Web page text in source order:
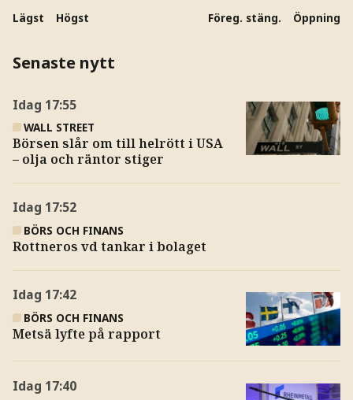
Lägst Högst Föreg. stäng. Öppning
Senaste nytt
Idag 17:55
WALL STREET
Börsen slår om till helrött i USA
– olja och räntor stiger
Idag 17:52
BÖRS OCH FINANS
Rottneros vd tankar i bolaget
Idag 17:42
BÖRS OCH FINANS
Metsä lyfte på rapport
Idag 17:40